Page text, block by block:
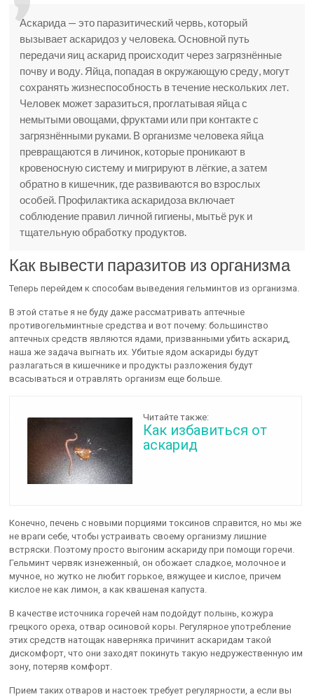
Аскарида — это паразитический червь, который
вызывает аскаридоз у человека. Основной путь
передачи яиц аскарид происходит через загрязнённые
почву и воду. Яйца, попадая в окружающую среду, могут
сохранять жизнеспособность в течение нескольких лет.
Человек может заразиться, проглатывая яйца с
немытыми овощами, фруктами или при контакте с
загрязнёнными руками. В организме человека яйца
превращаются в личинок, которые проникают в
кровеносную систему и мигрируют в лёгкие, а затем
обратно в кишечник, где развиваются во взрослых
особей. Профилактика аскаридоза включает
соблюдение правил личной гигиены, мытьё рук и
тщательную обработку продуктов.
Как вывести паразитов из организма
Теперь перейдем к способам выведения гельминтов из организма.
В этой статье я не буду даже рассматривать аптечные
противогельминтные средства и вот почему: большинство
аптечных средств являются ядами, призванными убить аскарид,
наша же задача выгнать их. Убитые ядом аскариды будут
разлагаться в кишечнике и продукты разложения будут
всасываться и отравлять организм еще больше.
Читайте также:
Как избавиться от
аскарид
Конечно, печень с новыми порциями токсинов справится, но мы же
не враги себе, чтобы устраивать своему организму лишние
встряски. Поэтому просто выгоним аскариду при помощи горечи.
Гельминт червяк изнеженный, он обожает сладкое, молочное и
мучное, но жутко не любит горькое, вяжущее и кислое, причем
кислое не как лимон, а как квашеная капуста.
В качестве источника горечей нам подойдут полынь, кожура
грецкого ореха, отвар осиновой коры. Регулярное употребление
этих средств натощак наверняка причинит аскаридам такой
дискомфорт, что они заходят покинуть такую недружественную им
зону, потеряв комфорт.
Прием таких отваров и настоек требует регулярности, а если вы